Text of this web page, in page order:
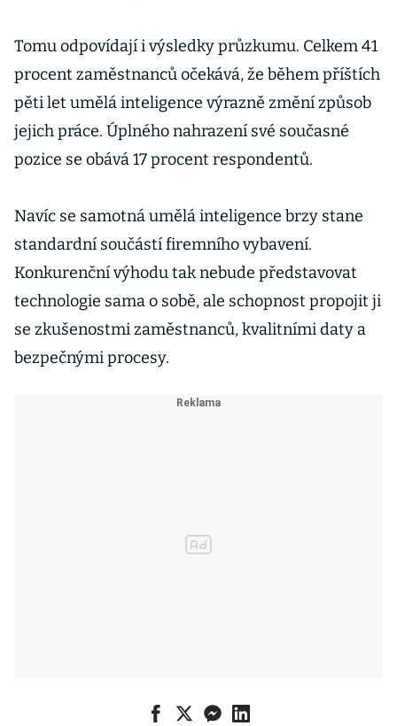
Tomu odpovídají i výsledky průzkumu. Celkem 41
procent zaměstnanců očekává, že během příštích
pěti let umělá inteligence výrazně změní způsob
jejich práce. Úplného nahrazení své současné
pozice se obává 17 procent respondentů.
Navíc se samotná umělá inteligence brzy stane
standardní součástí firemního vybavení.
Konkurenční výhodu tak nebude představovat
technologie sama o sobě, ale schopnost propojit ji
se zkušenostmi zaměstnanců, kvalitními daty a
bezpečnými procesy.